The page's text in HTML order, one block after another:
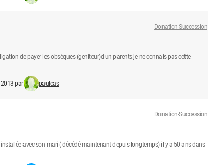
Donation-Succession
de payer les obsèques (geniteur)d un parents.je ne connais pas cette
par paulcas
Donation-Succession
avec son mari ( décédé maintenant depuis longtemps) il y a 50 ans dans